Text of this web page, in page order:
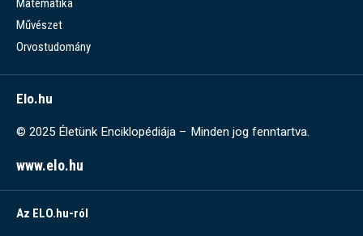
Művészet
Orvostudomány
Elo.hu
© 2025 Életünk Enciklopédiája – Minden jog fenntartva.
www.elo.hu
Az ELO.hu-ról